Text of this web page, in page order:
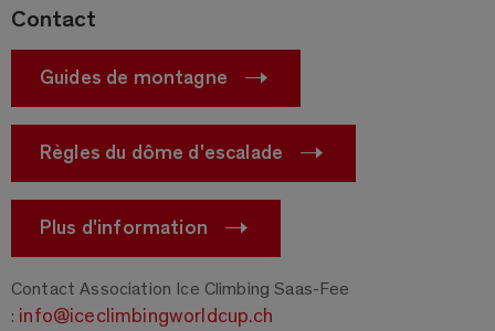
Contact
Guides de montagne
Règles du dôme d'escalade
Plus d'information
Contact Association Ice Climbing Saas-Fee
: info@iceclimbingworldcup.ch